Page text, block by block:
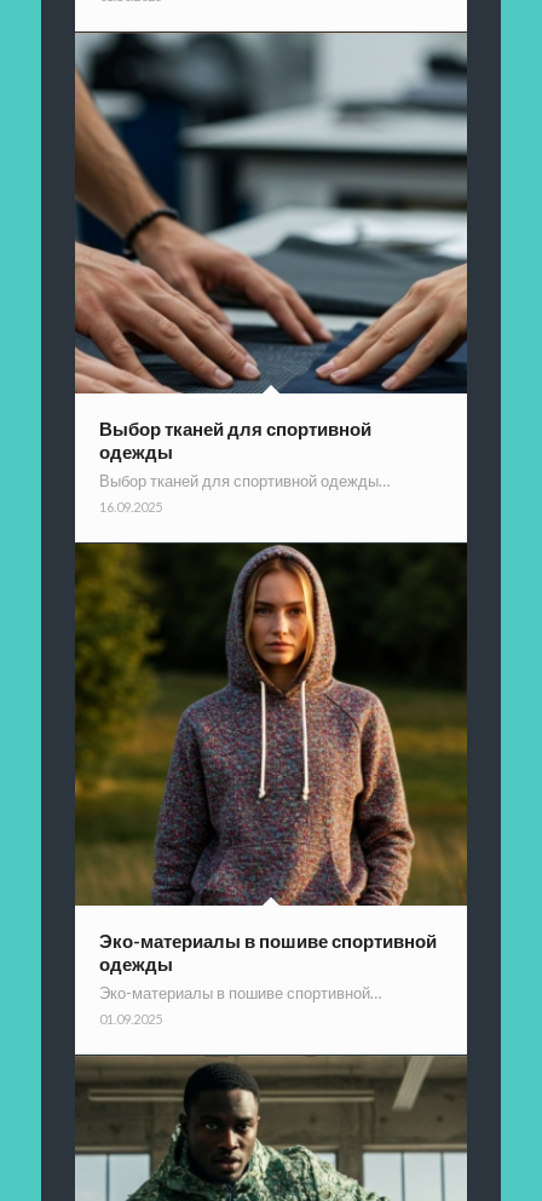
Выбор тканей для спортивной
одежды
Выбор тканей для спортивной одежды…
16.09.2025
Эко-материалы в пошиве спортивной
одежды
Эко-материалы в пошиве спортивной…
01.09.2025